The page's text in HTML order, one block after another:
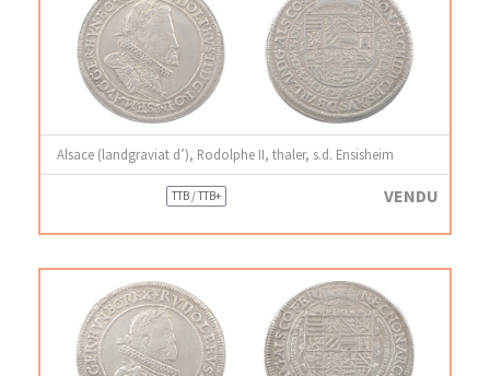
Alsace (landgraviat d’), Rodolphe II, thaler, s.d. Ensisheim
TTB / TTB+ VENDU